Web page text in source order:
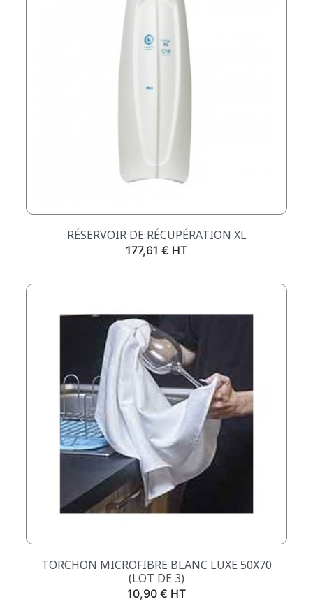
RÉSERVOIR DE RÉCUPÉRATION XL
Prix
177,61 € HT
TORCHON MICROFIBRE BLANC LUXE 50X70
(LOT DE 3)
Prix
10,90 € HT